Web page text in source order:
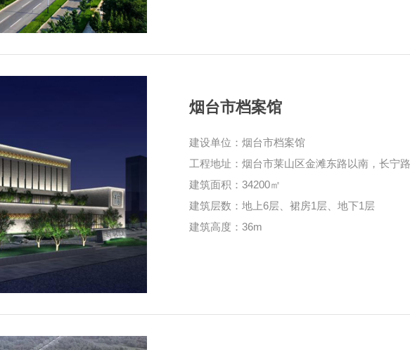
烟台市档案馆
建设单位：烟台市档案馆
工程地址：烟台市莱山区金滩东路以南，长宁
建筑面积：34200㎡
建筑层数：地上6层、裙房1层、地下1层
建筑高度：36m